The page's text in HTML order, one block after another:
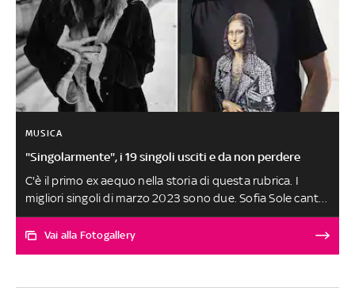
MUSICA
"Singolarmente", i 19 singoli usciti e da non perdere
C'è il primo ex aequo nella storia di questa rubrica. I
migliori singoli di marzo 2023 sono due. Sofia Sole canta
'Un Giro di Troppo', un brano pop dalle venature dreamy
e melinconiche che descrive l’amore a 20anni. Marco
certezza e flirta nel suo ipotetico metaverso. Le altre
Vai alla Fotogallery